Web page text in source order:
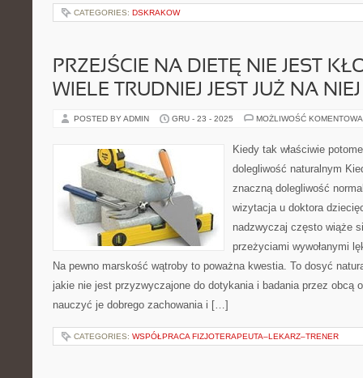
CATEGORIES: DSKRAKOW
PRZEJŚCIE NA DIETĘ NIE JEST
WIELE TRUDNIEJ JEST JUŻ NA
POSTED BY ADMIN GRU - 23 - 2025 MOŻLIWOŚĆ
Kiedy tak właściwie
dolegliwość naturalnym
znaczną dolegliwość
wizytacja u doktora
nadzwyczaj często wiąże
przeżyciami wywołanymi
Na pewno marskość wątroby to poważna kwestia. To dosyć
jakie nie jest przyzwyczajone do dotykania i badania przez obcą
nauczyć je dobrego zachowania i […]
CATEGORIES: WSPÓŁPRACA FIZJOTERAPEUTA–LEKARZ–TRENER